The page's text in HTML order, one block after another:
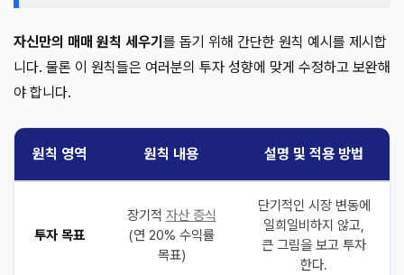
자신만의 매매 원칙 세우기 를 돕기 위해 간단한 원칙 예시를 제시합
니다. 물론 이 원칙들은 여러분의 투자 성향에 맞게 수정하고 보완해
야 합니다.
원칙 영역 원칙 내용 설명 및 적용 방법
투자 목표
장기적 자산 증식
(연 20% 수익률
목표)
단기적인 시장 변동에
일희일비하지 않고,
큰 그림을 보고 투자
한다.